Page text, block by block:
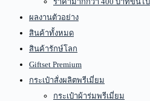
ผลงานตัวอย่าง
สินค้าทั้งหมด
สินค้ารักษ์โลก
Giftset Premium
กระเป๋าสั่งผลิตพรีเมี่ยม
กระเป๋าผ้าร่มพรีเมี่ยม